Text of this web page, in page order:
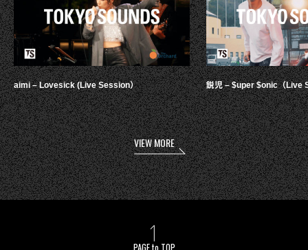
aimi – Lovesick (Live Session） 鋭児 – $uper $onic（Live
VIEW MORE